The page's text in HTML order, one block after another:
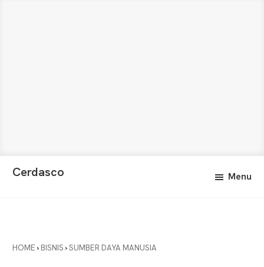
Cerdasco
Anda
Menu
HOME › BISNIS ›SUMBER DAYA MANUSIA